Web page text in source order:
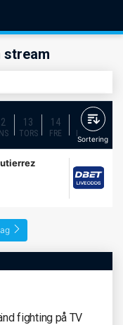
stream
13
TORS
14
FRE
15
LÖR
Sortering
fighting på TV